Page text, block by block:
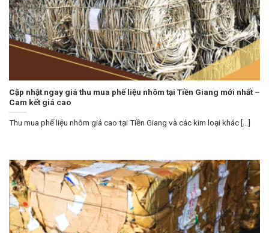
Cập nhật ngay giá thu mua phế liệu nhôm tại Tiền Giang mới nhất –
Cam kết giá cao
Thu mua phế liệu nhôm giá cao tại Tiền Giang và các kim loại khác [...]